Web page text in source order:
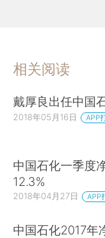
相关阅读
戴厚良出任中国
2018年05月16日 APP
中国石化一季度
12.3%
2018年04月27日 APP
中国石化2017年